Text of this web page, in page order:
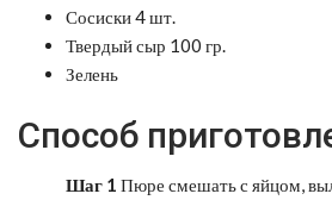
Сосиски 4 шт.
Твердый сыр 100 гр.
Зелень
Способ
Шаг 1 Пюре смешать с яйцом,